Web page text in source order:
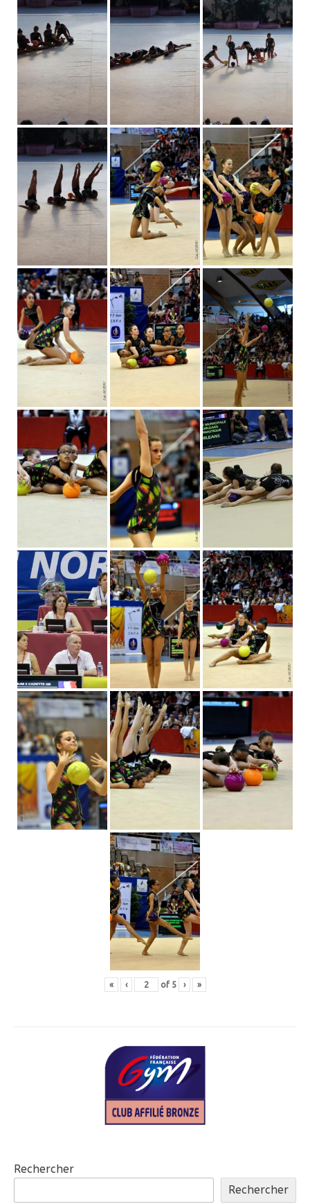
« ‹ of 5 › »
Rechercher
Rechercher